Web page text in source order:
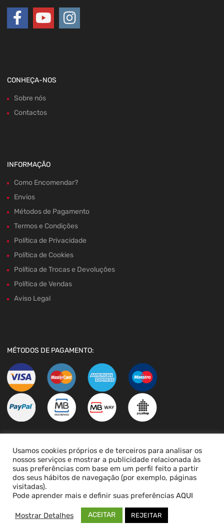
CONHEÇA-NOS
Sobre nós
Contactos
INFORMAÇÃO
Como Encomendar?
Envios
Métodos de Pagamento
Termos e Condições
Política de Privacidade
Política de Cookies
Política de Trocas e Devoluções
Política de Vendas
Aviso Legal
MÉTODOS DE PAGAMENTO:
LIVRO DE RECLAMAÇÕES
Usamos cookies próprios e de terceiros para analisar os
nossos serviços e mostrar a publicidade relacionada às
suas preferências com base em um perfil feito a partir
dos seus hábitos de navegação (por exemplo, páginas
visitadas).
Pode aprender mais e definir suas preferências AQUI
Mostrar Detalhes ACEITAR REJEITAR